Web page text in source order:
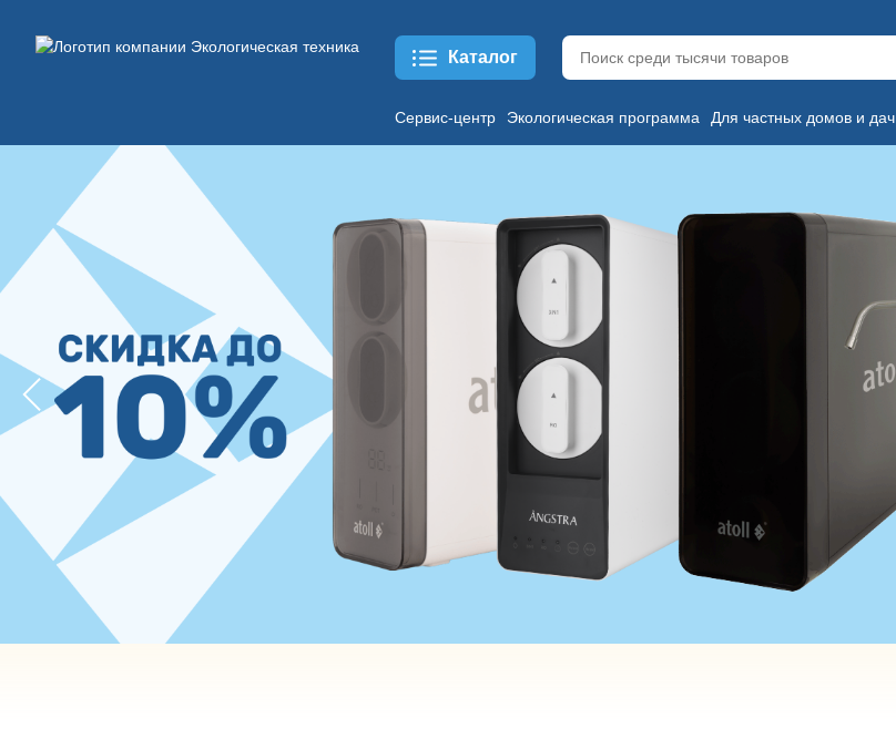
Каталог
Сервис-центр Экологическая программа Для частных домов и дач